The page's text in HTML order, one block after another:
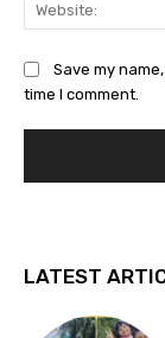
Save my
time I comment.
LATEST